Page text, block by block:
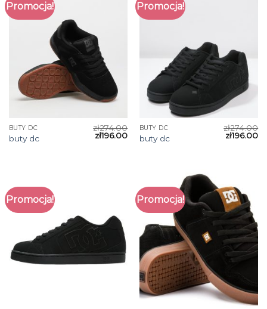
Promocja!
BUTY DC
buty dc
zł274.00
zł196.00
Promocja!
BUTY DC
buty dc
zł274.00
zł196.00
Promocja! Promocja!